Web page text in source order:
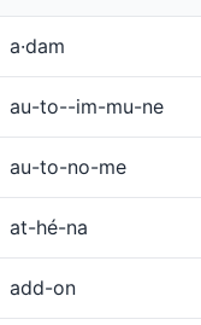
a·dam
au-to--im-mu-ne
au-to-no-me
at-hé-na
add-on